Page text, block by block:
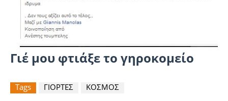
Γιέ μου φτιάξε το γηροκομείο
Tags ΓΙΟΡΤΕΣ ΚΟΣΜΟΣ